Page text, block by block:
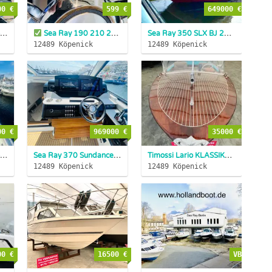
Sea Ray 370 Sundancer MJ2025 VOLLAUSSTAT
JETZT BESETLLEN ...
€
Sea Ray 190 210 230 250 270 290 320 370 400 SPX SDX SLX S...
12489 Köpenick
599 €
Sea Ray 350 SLX BJ 2025
12489 Köpenick
649000 €
Sea Ray 370 Sundancer MJ2025 SOFORT LIEFERBAR MIT VOLLAUSSTAT...
€
Sea Ray 370 Sundancer 2025 Innenborder SOFORT LIEFERBAR
12489 Köpenick
969000 €
Timossi Lario KLASSIKER - AUCH TAUSCH MÖGLICH ALLES ANBIETE...
12489 Köpenick
35000 €
€ 16500 € VB